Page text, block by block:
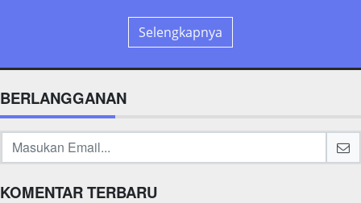
Selengkapnya
BERLANGGANAN
KOMENTAR TERBARU